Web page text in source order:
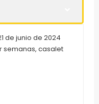
de junio de 2024
semanas, casalet